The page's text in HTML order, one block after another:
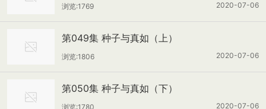
2020-07-06
浏览:1769
第049集 种子与真如（上）
2020-07-06
浏览:1806
第050集 种子与真如（下）
2020-07-06
浏览:1780